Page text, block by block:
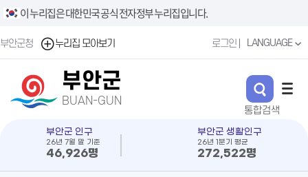
이 누리집은 대한민국 공식 전자정부 누리집입니다.
부안군청 누리집 모아보기 로그인 LANGUAGE
부안군
BUAN-GUN
부안군 인구
26년 7월 말 기준
46,926명
부안군 생활인구
26년 1분기 평균
272,522명